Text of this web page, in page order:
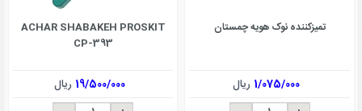
تمیزکننده نوک هویه چمستان
1/075/000 ریال
ACHAR SHABAKEH PROSKIT
CP-393
19/500/000 ریال